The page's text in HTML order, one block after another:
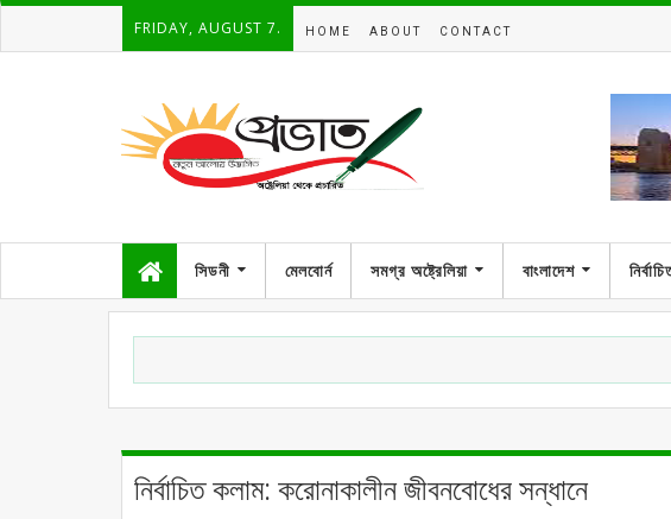
FRIDAY, AUGUST 7. HOME ABOUT CONTACT
সিডনী মেলবোর্ন সমগ্র অষ্ট্রেলিয়া বাংলাদেশ
নির্বাচিত কলাম: করোনাকালীন জীবনবোধের সন্ধানে